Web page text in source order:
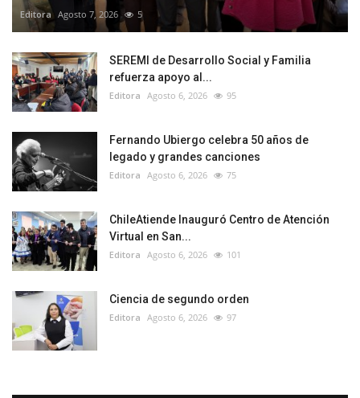
Editora Agosto 7, 2026 5
SEREMI de Desarrollo Social y Familia
refuerza apoyo al...
Editora Agosto 6, 2026 95
Fernando Ubiergo celebra 50 años de
legado y grandes canciones
Editora Agosto 6, 2026 75
ChileAtiende Inauguró Centro de Atención
Virtual en San...
Editora Agosto 6, 2026 101
Ciencia de segundo orden
Editora Agosto 6, 2026 97